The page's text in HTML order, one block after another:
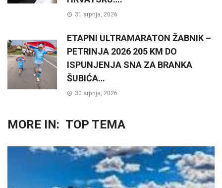
31 srpnja, 2026
ETAPNI ULTRAMARATON ŽABNIK –
PETRINJA 2026 205 KM DO
ISPUNJENJA SNA ZA BRANKA
ŠUBIĆA…
30 srpnja, 2026
MORE IN: TOP TEMA